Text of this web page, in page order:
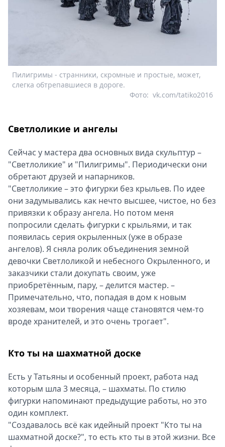
Пилигримы - странники, скромные и простые, может,
слегка обтрепавшиеся в дороге.
vk.com/tatiko2016
Фото:
Светлоликие и ангелы
Сейчас у мастера два основных вида скульптур –
"Светлоликие" и "Пилигримы". Периодически они
обретают друзей и напарников.
"Светлоликие – это фигурки без крыльев. По идее
они задумывались как нечто высшее, чистое, но без
привязки к образу ангела. Но потом меня
попросили сделать фигурки с крыльями, и так
появилась серия окрыленных (уже в образе
ангелов). Я сняла ролик объединения земной
девочки Светлоликой и небесного Окрыленного, и
заказчики стали докупать своим, уже
приобретённым, пару, – делится мастер. –
Примечательно, что, попадая в дом к новым
хозяевам, мои творения чаще становятся чем-то
вроде хранителей, и это очень трогает".
Кто ты на шахматной доске
Есть у Татьяны и особенный проект, работа над
которым шла 3 месяца, – шахматы. По стилю
фигурки напоминают предыдущие работы, но это
один комплект.
"Создавалось всё как идейный проект "Кто ты на
шахматной доске?", то есть кто ты в этой жизни. Все